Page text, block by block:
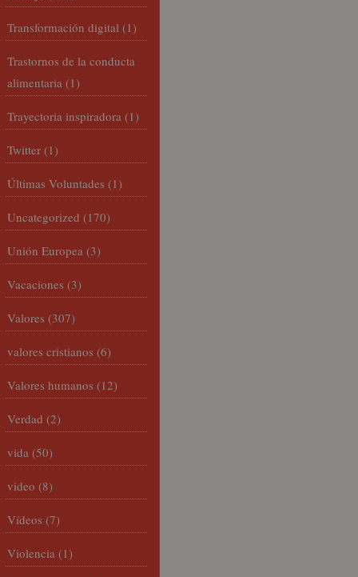
Transformación digital (1)
Trastornos de la conducta
alimentaria (1)
Trayectoria inspiradora (1)
Twitter (1)
Últimas Voluntades (1)
Uncategorized (170)
Unión Europea (3)
Vacaciones (3)
Valores (307)
valores cristianos (6)
Valores humanos (12)
Verdad (2)
vida (50)
video (8)
Vídeos (7)
Violencia (1)